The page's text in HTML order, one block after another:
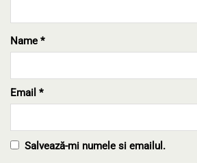
Name *
Email *
Salvează-mi numele si emailul.